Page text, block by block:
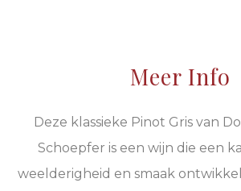
Meer Info
Deze klassieke Pinot Gris van
Schoepfer is een wijn die een
weelderigheid en smaak